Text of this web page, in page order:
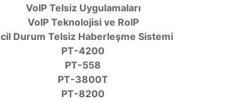
VoIP Telsiz Uygulamaları
VoIP Teknolojisi ve RoIP
Durum Telsiz Haberleşme Sistemi
PT-4200
PT-558
PT-3800T
PT-8200